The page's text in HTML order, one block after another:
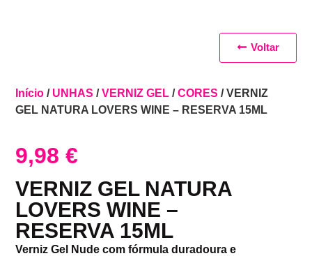
Início / UNHAS /VERNIZ GEL /CORES / VERNIZ
GEL NATURA LOVERS WINE – RESERVA 15ML
9,98€
VERNIZ GEL NATURA
LOVERS WINE –
RESERVA 15ML
Verniz Gel Nude com fórmula duradoura e
Voltar